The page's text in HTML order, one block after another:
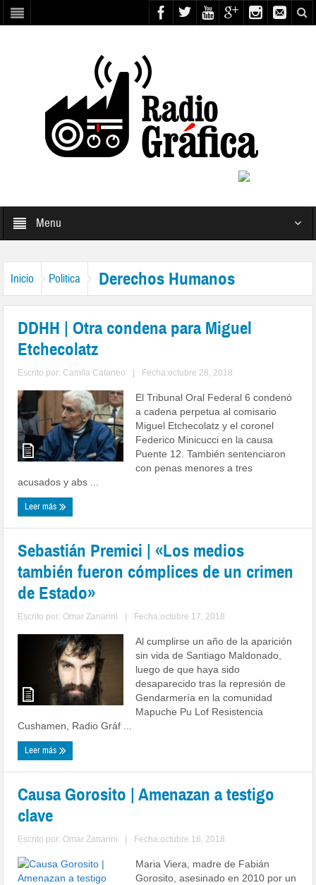
Menu
Inicio Politica Derechos Humanos
DDHH | Otra condena para Miguel
Etchecolatz
Escrito por: Camila Cataneo Fecha:octubre 28, 2018
El Tribunal Oral Federal 6 condenó
a cadena perpetua al comisario
Miguel Etchecolatz y el coronel
Federico Minicucci en la causa
Puente 12. También sentenciaron
con penas menores a tres
acusados y abs ...
Leer más
Sebastián Premici | «Los medios
también fueron cómplices de un crimen
de Estado»
Escrito por:Omar Zanarini Fecha:octubre 17, 2018
Al cumplirse un año de la aparición
sin vida de Santiago Maldonado,
luego de que haya sido
desaparecido tras la represión de
Gendarmería en la comunidad
Mapuche Pu Lof Resistencia
Cushamen, Radio Gráf ...
Leer más
Causa Gorosito | Amenazan a testigo
clave
Escrito por:Omar Zanarini Fecha:octubre 16, 2018
Maria Viera, madre de Fabián
Gorosito, asesinado en 2010 por un